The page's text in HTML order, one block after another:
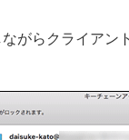
がらクライアン